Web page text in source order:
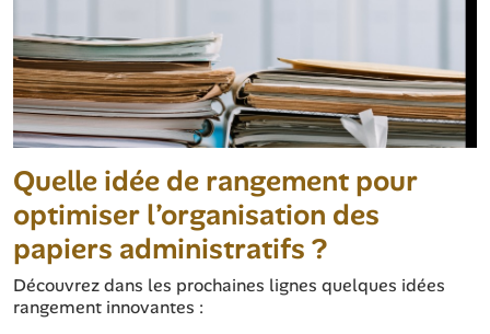
Quelle idée de rangement pour
optimiser l’organisation des
papiers administratifs ?
Découvrez dans les prochaines lignes quelques idées
rangement innovantes :